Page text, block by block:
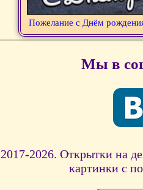
Пожелание с Днём
Мы в
2017-2026. Открытки на
картинки с